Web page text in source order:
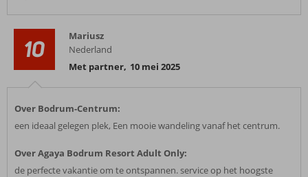
10
Mariusz
Nederland
Met partner, 10 mei 2025
Over Bodrum-Centrum:
een ideaal gelegen plek, Een mooie wandeling vanaf het centrum.
Over Agaya Bodrum Resort Adult Only:
de perfecte vakantie om te ontspannen. service op het hoogste